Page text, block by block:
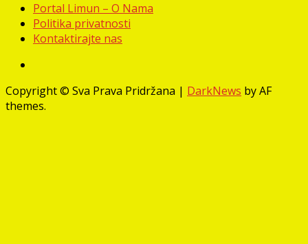
Portal Limun – O Nama
Politika privatnosti
Kontaktirajte nas
Copyright © Sva Prava Pridržana | DarkNews by AF
themes.